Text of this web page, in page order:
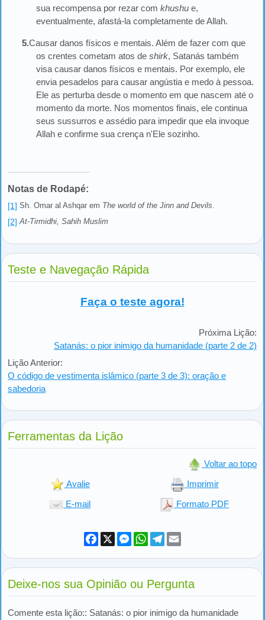
sua recompensa por rezar com khushu e,
eventualmente, afastá-la completamente de Allah.
5.Causar danos físicos e mentais. Além de fazer com que
os crentes cometam atos de shirk, Satanás também
visa causar danos físicos e mentais. Por exemplo, ele
envia pesadelos para causar angústia e medo à pessoa.
Ele as perturba desde o momento em que nascem até o
momento da morte. Nos momentos finais, ele continua
seus sussurros e assédio para impedir que ela invoque
Allah e confirme sua crença n'Ele sozinho.
Notas de Rodapé:
[1] Sh. Omar al Ashqar em The world of the Jinn and Devils.
[2] At-Tirmidhi, Sahih Muslim
Teste e Navegação Rápida
Faça o teste agora!
Lição Anterior:
O código de vestimenta islâmico (parte 3 de 3): oração e
sabedoria
Próxima Lição:
Satanás: o pior inimigo da humanidade (parte 2 de 2)
Ferramentas da Lição
Voltar ao topo
Avalie Imprimir
E-mail Formato PDF
Facebook
X Messenger
WhatsApp
Telegram
Deixe-nos sua Opinião ou Pergunta
Comente esta lição:: Satanás: o pior inimigo da humanidade